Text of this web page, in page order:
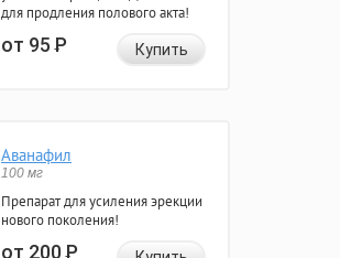
для продления полового акта!
от 95Р Купить
Аванафил
100 мг
Препарат для усиления эрекции
нового поколения!
от 200Р